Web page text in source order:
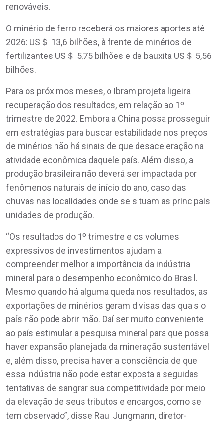
renováveis.
O minério de ferro receberá os maiores aportes até
2026: US＄ 13,6 bilhões, à frente de minérios de
fertilizantes US＄ 5,75 bilhões e de bauxita US＄ 5,56
bilhões.
Para os próximos meses, o Ibram projeta ligeira
recuperação dos resultados, em relação ao 1º
trimestre de 2022. Embora a China possa prosseguir
em estratégias para buscar estabilidade nos preços
de minérios não há sinais de que desaceleração na
atividade econômica daquele país. Além disso, a
produção brasileira não deverá ser impactada por
fenômenos naturais de início do ano, caso das
chuvas nas localidades onde se situam as principais
unidades de produção.
“Os resultados do 1º trimestre e os volumes
expressivos de investimentos ajudam a
compreender melhor a importância da indústria
mineral para o desempenho econômico do Brasil.
Mesmo quando há alguma queda nos resultados, as
exportações de minérios geram divisas das quais o
país não pode abrir mão. Daí ser muito conveniente
ao país estimular a pesquisa mineral para que possa
haver expansão planejada da mineração sustentável
e, além disso, precisa haver a consciência de que
essa indústria não pode estar exposta a seguidas
tentativas de sangrar sua competitividade por meio
da elevação de seus tributos e encargos, como se
tem observado”, disse Raul Jungmann, diretor-